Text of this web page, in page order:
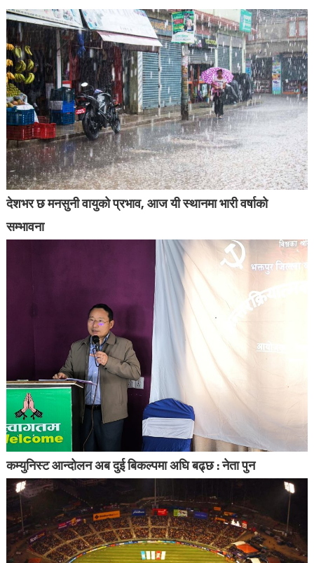
देशभर छ मनसुनी वायुको प्रभाव, आज यी स्थानमा भारी वर्षाको
सम्भावना
कम्युनिस्ट आन्दोलन अब दुई बिकल्पमा अघि बढ्छ : नेता पुन